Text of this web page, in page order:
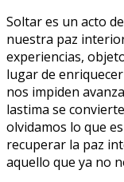
Soltar es un acto
nuestra paz
experiencias,
lugar de
nos impiden
lastima se
olvidamos lo que
recuperar la paz
aquello que ya no